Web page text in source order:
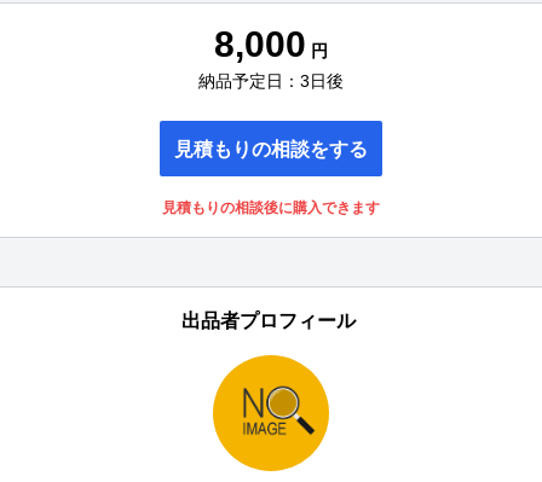
8,000 円
納品予定日：3日後
見積もりの相談をする
見積もりの相談後に購入できます
出品者プロフィール